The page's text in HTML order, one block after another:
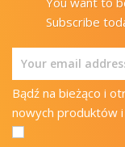
Subscribe
Bądź na bieżąco i
nowych produktów